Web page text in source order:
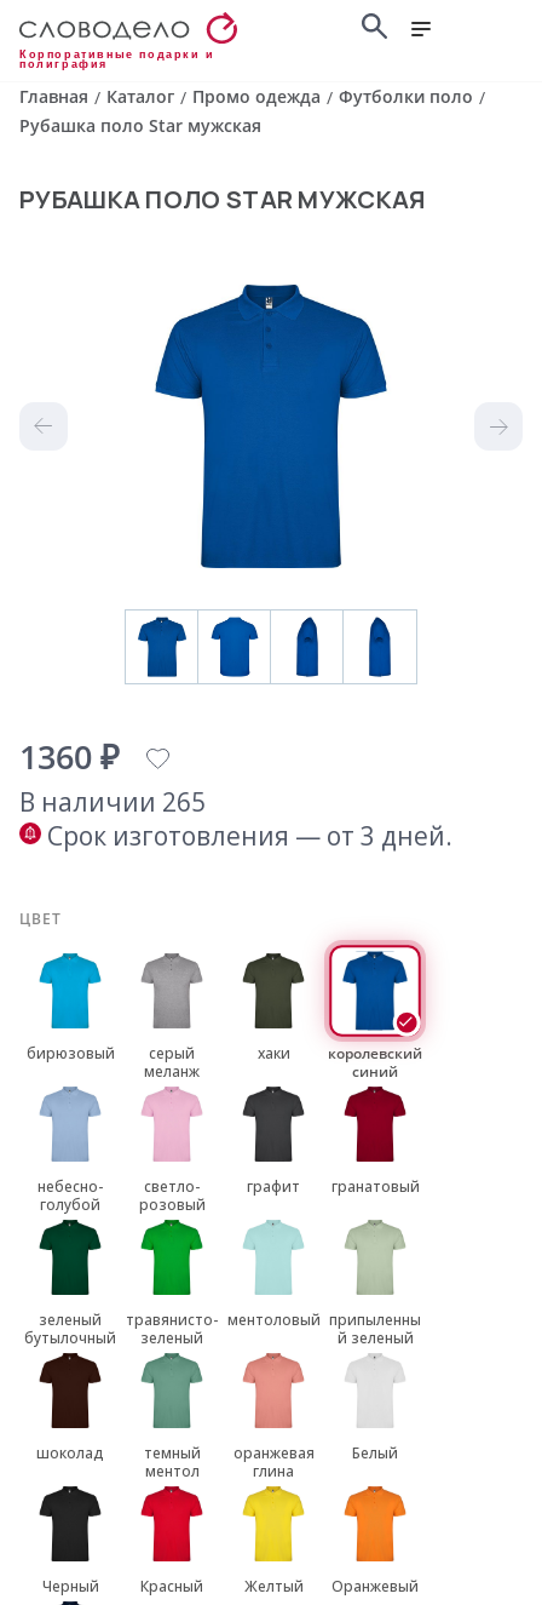
Корпоративные подарки и
полиграфия
Главная / Каталог / Промо одежда / Футболки поло /
Рубашка поло Star мужская
РУБАШКА ПОЛО STAR МУЖСКАЯ
1360 ₽
В наличии 265
Срок изготовления — от 3 дней.
ЦВЕТ
бирюзовый
серый
меланж
хаки
королевский
синий
небесно-
голубой
светло-
розовый
графит гранатовый
зеленый
бутылочный
травянисто-
зеленый
ментоловый припыленны
й зеленый
шоколад
темный
ментол
оранжевая
глина
Белый
Черный Красный Желтый Оранжевый